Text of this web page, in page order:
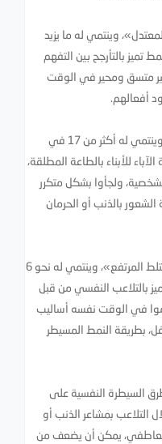
وينتمي له ما يزيد
تميز بالتأرجح بين التفهم
غير متسق ومحير في الوقت
أفعالهم.
• النمط الثالث وهو «النمط المسيطر»، وينتمي له أكثر من 17 في
للأبناء بالطاعة المطلقة،
ولجأوا بشكل متكرر
بالذنب أو الحرمان
• النمط الرابع والأخير، وهو «النمط المختلط المرتفع»، وينتمي له نحو 6
بالتلاعب النفسي من قبل
في الوقت نفسه أساليب
بطريقة النمط المسيطر
السيطرة النفسية على
التلاعب بمشاعر الذنب أو
العاطفي، يمكن أن يضعف من